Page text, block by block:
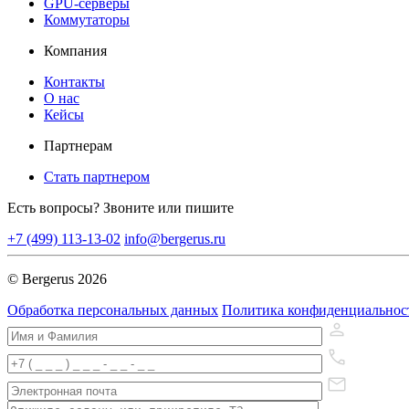
GPU-серверы
Коммутаторы
Компания
Контакты
О нас
Кейсы
Партнерам
Стать партнером
Есть вопросы? Звоните или пишите
+7 (499) 113-13-02 info@bergerus.ru
© Bergerus 2026
Обработка персональных данных Политика